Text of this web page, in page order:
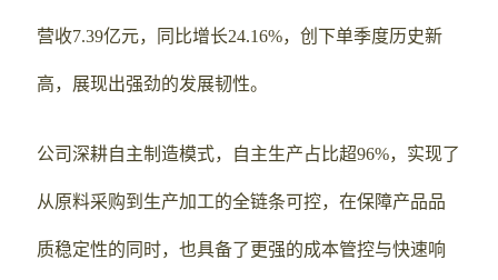
营收7.39亿元，同比增长24.16%，创下单季度历史新
高，展现出强劲的发展韧性。
公司深耕自主制造模式，自主生产占比超96%，实现了
从原料采购到生产加工的全链条可控，在保障产品品
质稳定性的同时，也具备了更强的成本管控与快速响